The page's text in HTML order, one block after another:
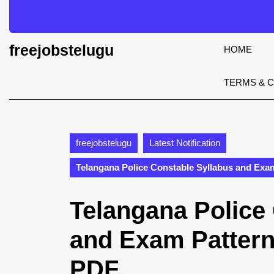
content
Skip
to
freejobstelugu HOME
TERMS &
freejobstelugu Latest Notification
Telangana Police Constable Syllabus and
Telangana
and Exam